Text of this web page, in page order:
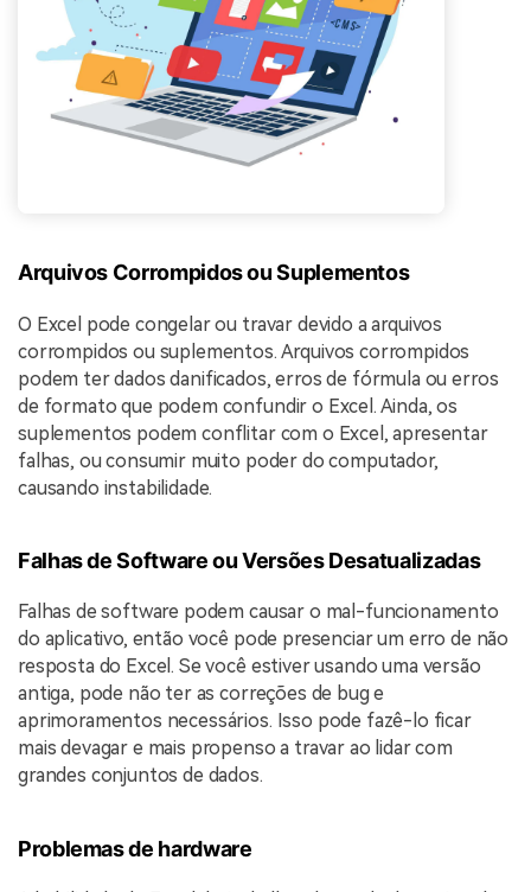
Arquivos Corrompidos ou Suplementos
O Excel pode congelar ou travar devido a arquivos
corrompidos ou suplementos. Arquivos corrompidos
podem ter dados danificados, erros de fórmula ou erros
de formato que podem confundir o Excel. Ainda, os
suplementos podem conflitar com o Excel, apresentar
falhas, ou consumir muito poder do computador,
causando instabilidade.
Falhas de Software ou Versões Desatualizadas
Falhas de software podem causar o mal-funcionamento
do aplicativo, então você pode presenciar um erro de não
resposta do Excel. Se você estiver usando uma versão
antiga, pode não ter as correções de bug e
aprimoramentos necessários. Isso pode fazê-lo ficar
mais devagar e mais propenso a travar ao lidar com
grandes conjuntos de dados.
Problemas de hardware